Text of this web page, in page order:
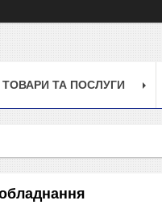
ТОВАРИ ТА ПОСЛУГИ